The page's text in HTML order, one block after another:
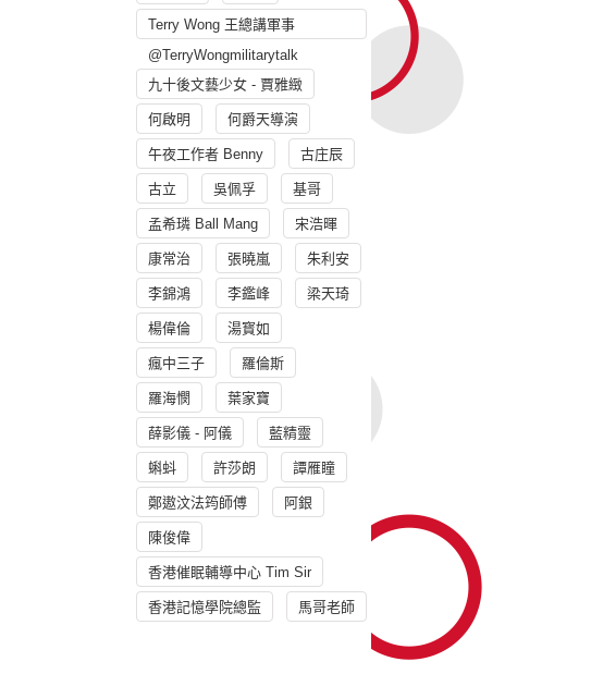
Terry Wong 王總講軍事
@TerryWongmilitarytalk
九十後文藝少女 - 賈雅緻
何啟明 何爵天導演
午夜工作者 Benny 古庄辰
古立 吳佩孚 基哥
孟希璘 Ball Mang 宋浩暉
康常治 張曉嵐 朱利安
李錦鴻 李鑑峰 梁天琦
楊偉倫 湯寳如
瘋中三子 羅倫斯
羅海憫 葉家寶
薛影儀 - 阿儀 藍精靈
蝌蚪 許莎朗 譚雁瞳
鄭遨汶法筠師傅 阿銀
陳俊偉
香港催眠輔導中心 Tim Sir
香港記憶學院總監 馬哥老師